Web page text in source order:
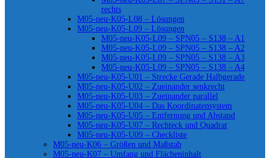
rechts
M05-neu-K05-L08 – Lösungen
M05-neu-K05-L09 – Lösungen
M05-neu-K05-L09 – SPN05 – S138 – A1
M05-neu-K05-L09 – SPN05 – S138 – A2
M05-neu-K05-L09 – SPN05 – S138 – A3
M05-neu-K05-L09 – SPN05 – S138 – A4
M05-neu-K05-U01 – Strecke Gerade Halbgerade
M05-neu-K05-U02 – Zueinander senkrecht
M05-neu-K05-U03 – Zueinander parallel
M05-neu-K05-U04 – Das Koordinatensystem
M05-neu-K05-U05 – Entfernung und Abstand
M05-neu-K05-U07 – Rechteck und Quadrat
M05-neu-K05-U09 – Checkliste
M05-neu-K06 – Größen und Maßstab
M05-neu-K07 – Umfang und Flächeninhalt